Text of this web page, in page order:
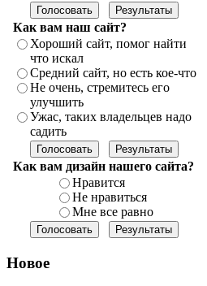
Как вам наш сайт?
Хороший сайт, помог найти
что искал
Средний сайт, но есть кое-что
Не очень, стремитесь его
улучшить
Ужас, таких владельцев надо
садить
Как вам дизайн нашего сайта?
Нравится
Не нравиться
Мне все равно
Новое